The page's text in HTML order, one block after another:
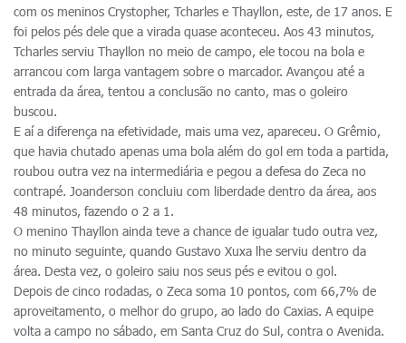
com os meninos Crystopher, Tcharles e Thayllon, este, de 17 anos. E
foi pelos pés dele que a virada quase aconteceu. Aos 43 minutos,
Tcharles serviu Thayllon no meio de campo, ele tocou na bola e
arrancou com larga vantagem sobre o marcador. Avançou até a
entrada da área, tentou a conclusão no canto, mas o goleiro
buscou.
E aí a diferença na efetividade, mais uma vez, apareceu. O Grêmio,
que havia chutado apenas uma bola além do gol em toda a partida,
roubou outra vez na intermediária e pegou a defesa do Zeca no
contrapé. Joanderson concluiu com liberdade dentro da área, aos
48 minutos, fazendo o 2 a 1.
O menino Thayllon ainda teve a chance de igualar tudo outra vez,
no minuto seguinte, quando Gustavo Xuxa lhe serviu dentro da
área. Desta vez, o goleiro saiu nos seus pés e evitou o gol.
Depois de cinco rodadas, o Zeca soma 10 pontos, com 66,7% de
aproveitamento, o melhor do grupo, ao lado do Caxias. A equipe
volta a campo no sábado, em Santa Cruz do Sul, contra o Avenida.